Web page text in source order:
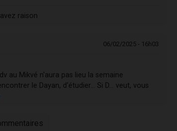
raison
06/02/2025 - 16h03
au Mikvé n'aura pas lieu la semaine
le Dayan, d'étudier... Si D... veut, vous